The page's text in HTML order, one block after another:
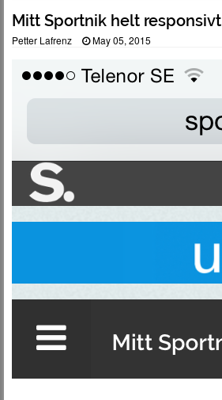
Mitt Sportnik helt responsivt
Petter Lafrenz May 05, 2015